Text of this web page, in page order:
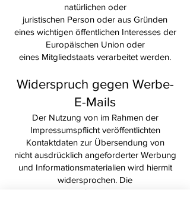
natürlichen oder
juristischen Person oder aus Gründen
eines wichtigen öffentlichen Interesses der
Europäischen Union oder
eines Mitgliedstaats verarbeitet werden.
Widerspruch gegen Werbe-
E-Mails
Der Nutzung von im Rahmen der
Impressumspflicht veröffentlichten
Kontaktdaten zur Übersendung von
nicht ausdrücklich angeforderter Werbung
und Informationsmaterialien wird hiermit
widersprochen. Die
Betreiber der Seiten behalten sich